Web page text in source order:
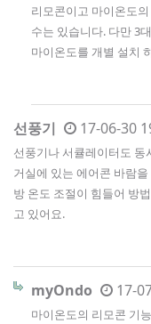
리모콘이고 마이온도
수는 있습니다. 다만 3
마이온도를 개별 설치
선풍기 17-06-30
선풍기나 서큘레이터도 동
거실에 있는 에어콘 바람
방 온도 조절이 힘들어 방
고 있어요.
myOndo 17-
마이온도의 리모콘 기